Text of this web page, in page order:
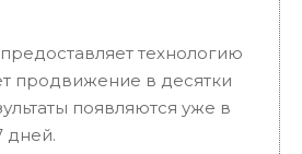
технологию
продвижение в десятки
появляются уже в
дней.